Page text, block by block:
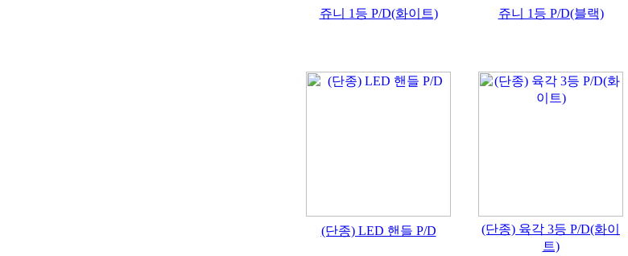
쥬니 1등 P/D(화이트) 쥬니 1등 P/D(블랙)
(단종) LED 핸들 P/D
(단종) 육각 3등 P/D(화이
트)